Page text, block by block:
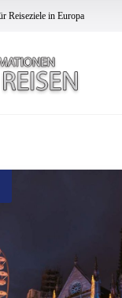
Reiseziele in Europa